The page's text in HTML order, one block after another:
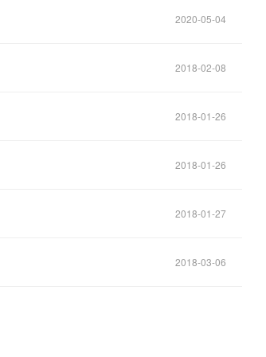
2020-05-04
2018-02-08
2018-01-26
2018-01-26
2018-01-27
2018-03-06